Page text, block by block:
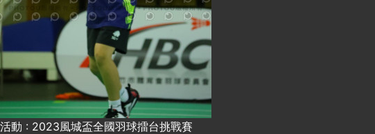
活動 : 2023風城盃全國羽球擂台挑戰賽